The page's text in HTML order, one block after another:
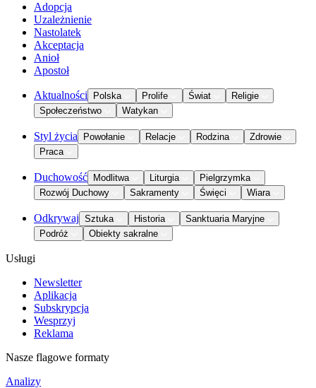
Adopcja
Uzależnienie
Nastolatek
Akceptacja
Anioł
Apostoł
Aktualności Polska Prolife Świat
Religie
Społeczeństwo
Watykan
Styl życia Powołanie Relacje Rodzina
Zdrowie
Praca
Duchowość Modlitwa Liturgia
Pielgrzymka
Rozwój Duchowy
Sakramenty Święci Wiara
Odkrywaj Sztuka Historia
Sanktuaria Maryjne
Podróż
Obiekty sakralne
Usługi
Newsletter
Aplikacja
Subskrypcja
Wesprzyj
Reklama
Nasze flagowe formaty
Analizy